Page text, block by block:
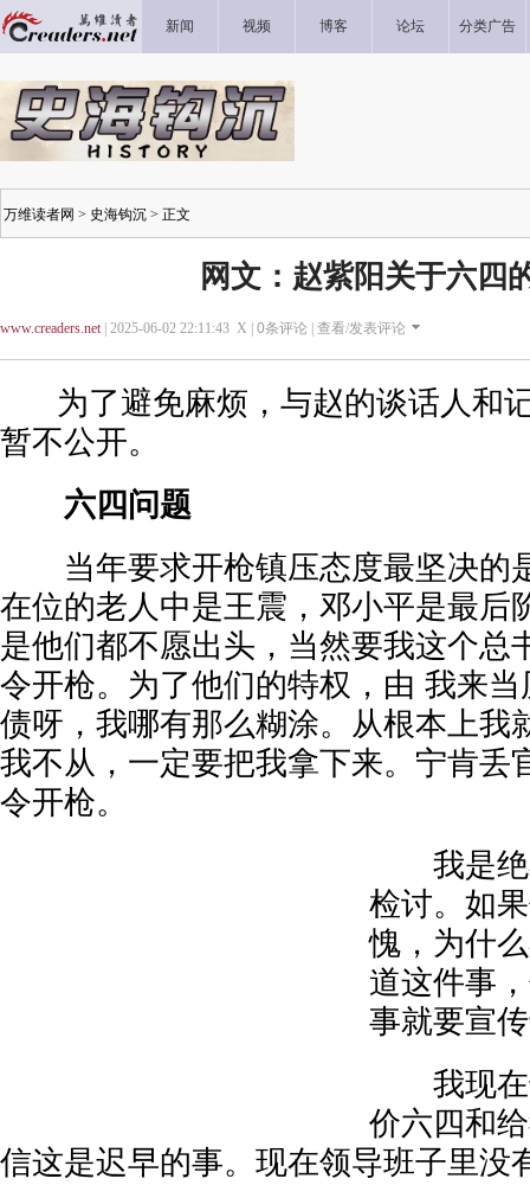
新闻 视频 博客 论坛 分类广告
万维读者网 > 史海钩沉 > 正文
网文：赵紫阳关于六四
www.creaders.net| 2025-06-02 22:11:43 X | 0条评论 | 查看/发表评论
为了避免麻烦，与赵的谈话人和
暂不公开。
六四问题
当年要求开枪镇压态度最坚决的
在位的老人中是王震，邓小平是最后
是他们都不愿出头，当然要我这个总
令开枪。为了他们的特权，由 我来
债呀，我哪有那么糊涂。从根本上我
我不从，一定要把我拿下来。宁肯丢
令开枪。
我是绝
检讨。如
愧，为什
道这件事
事就要宣
我现在
价六四和
信这是迟早的事。现在领导班子里没